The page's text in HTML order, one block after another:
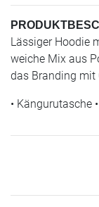
Lässiger Hoodie
weiche Mix aus
das Branding mit
• Kängurutasche